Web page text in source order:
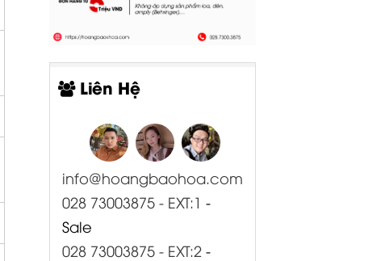
Liên Hệ
info@hoangbaohoa.com
028 73003875 - EXT:1 -
Sale
028 73003875 - EXT:2 -